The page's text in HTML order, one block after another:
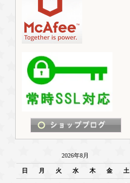
2026年8月
日 月 火 水 木 金 土